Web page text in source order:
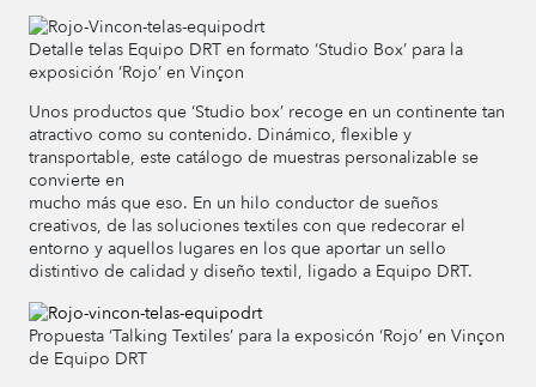
Detalle telas Equipo DRT en formato ‘Studio Box’ para la
exposición ‘Rojo’ en Vinçon
Unos productos que ‘Studio box’ recoge en un continente tan
atractivo como su contenido. Dinámico, flexible y
transportable, este catálogo de muestras personalizable se
convierte en
mucho más que eso. En un hilo conductor de sueños
creativos, de las soluciones textiles con que redecorar el
entorno y aquellos lugares en los que aportar un sello
distintivo de calidad y diseño textil, ligado a Equipo DRT.
Propuesta ‘Talking Textiles’ para la exposicón ‘Rojo’ en Vinçon
de Equipo DRT